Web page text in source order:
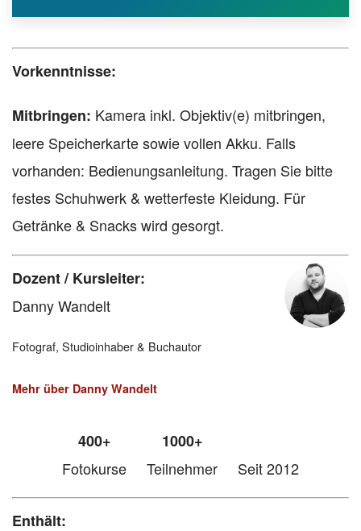
Vorkenntnisse:
Mitbringen: Kamera inkl. Objektiv(e) mitbringen,
leere Speicherkarte sowie vollen Akku. Falls
vorhanden: Bedienungsanleitung. Tragen Sie bitte
festes Schuhwerk & wetterfeste Kleidung. Für
Getränke & Snacks wird gesorgt.
Dozent / Kursleiter:
Danny Wandelt
Fotograf, Studioinhaber & Buchautor
Mehr über Danny Wandelt
400+
Fotokurse
1000+
Teilnehmer
Seit 2012
Enthält: